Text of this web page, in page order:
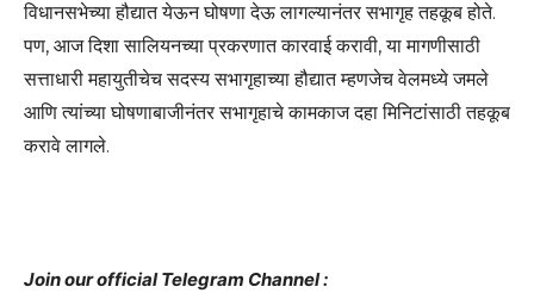
विधानसभेच्या हौद्यात येऊन घोषणा देऊ लागल्यानंतर सभागृह तहकूब होते.
पण, आज दिशा सालियनच्या प्रकरणात कारवाई करावी, या मागणीसाठी
सत्ताधारी महायुतीचेच सदस्य सभागृहाच्या हौद्यात म्हणजेच वेलमध्ये जमले
आणि त्यांच्या घोषणाबाजीनंतर सभागृहाचे कामकाज दहा मिनिटांसाठी तहकूब
करावे लागले.
Join our official Telegram Channel :